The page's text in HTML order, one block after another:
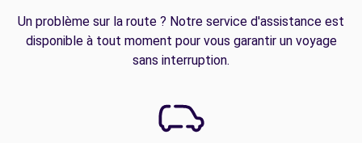
Un problème sur la route ? Notre service d'assistance est
disponible à tout moment pour vous garantir un voyage
sans interruption.